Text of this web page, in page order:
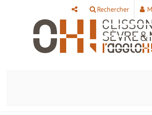
Rechercher
Panneau de gestion des cookies